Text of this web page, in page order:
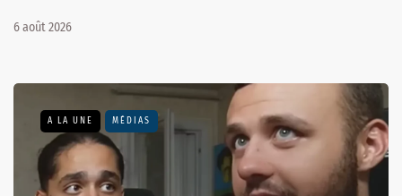
6 août 2026
A LA UNE MÉDIAS